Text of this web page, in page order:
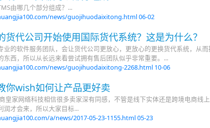
由哪几个部分组成？...
news/guojihuodaixitong.html06-02
货代公司开始使用国际货代系统？这是为什么？
业的软件服务团队，会让货代公司更放心，更放心的更换货代系统，从
东西，所以从长远来看尝试拥有售后团队似乎非常重要。...
news/guojihuodaixitong-2268.html 10-06
你wish如何让产品更好卖
皇家网络科技相信很多卖家深有同感，不管是线下实体还是跨境电商线
润才会来，所以大家目标...
a/news/2017-05-23-1155.html05-23